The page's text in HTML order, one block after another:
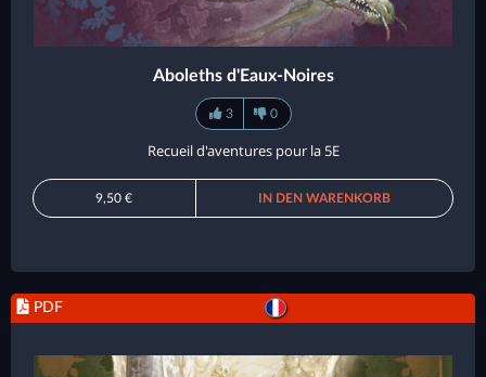
Aboleths d'Eaux-Noires
3 0
Recueil d'aventures pour la 5E
9,50 € IN DEN WARENKORB
PDF